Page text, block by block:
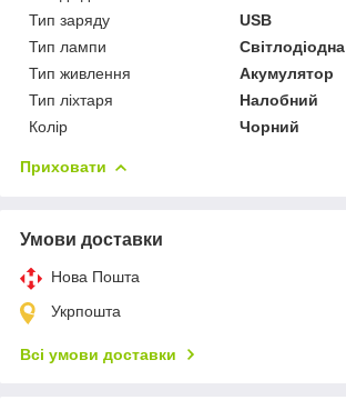
Тип заряду
USB
Тип лампи
Світлодіодна
Тип живлення
Акумулятор
Тип ліхтаря
Налобний
Колір
Чорний
Приховати
Умови доставки
Нова Пошта
Укрпошта
Всі умови доставки